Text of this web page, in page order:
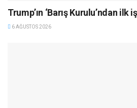
Trump’ın ‘Barış Kurulu’ndan ilk
6 AĞUSTOS 2026